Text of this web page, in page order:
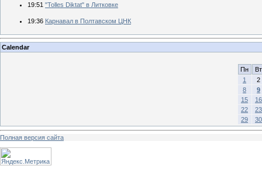
19:51 "Tolles Diktat" в Литковке
19:36 Карнавал в Полтавском ЦНК
Calendar
Пн
Вт
1
2
8
9
15
16
22
23
29
30
Полная версия сайта